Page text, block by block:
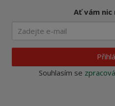
Ať vám nic
Souhlasím se